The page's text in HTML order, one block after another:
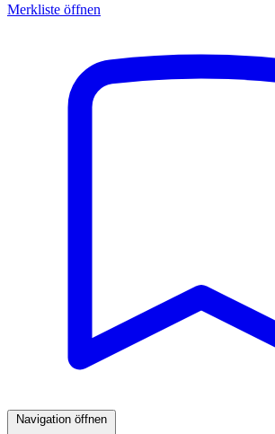
Merkliste öffnen
Navigation öffnen